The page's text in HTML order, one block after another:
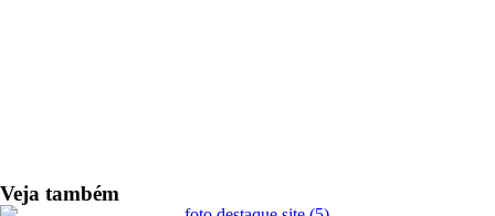
Veja também